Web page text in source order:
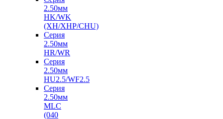
2.50мм
HK/WK
(XH/XHP/CHU)
Серия
2.50мм
HR/WR
Серия
2.50мм
HU2.5/WF2.5
Серия
2.50мм
MLC
(040